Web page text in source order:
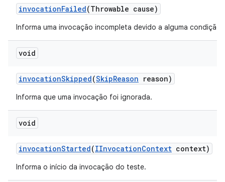
invocationFailed(Throwable cause)
Informa uma invocação incompleta devido a alguma condição
void
invocationSkipped(SkipReason reason)
Informa que uma invocação foi ignorada.
void
invocationStarted(IInvocationContext context)
Informa o início da invocação do teste.